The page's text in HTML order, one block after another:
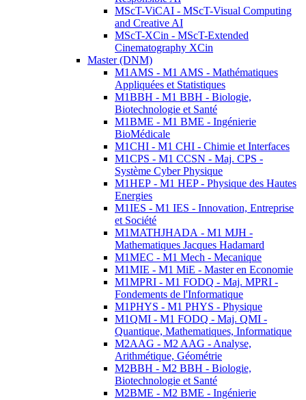
MScT-ViCAI - MScT-Visual Computing
and Creative AI
MScT-XCin - MScT-Extended
Cinematography XCin
Master (DNM)
M1AMS - M1 AMS - Mathématiques
Appliquées et Statistiques
M1BBH - M1 BBH - Biologie,
Biotechnologie et Santé
M1BME - M1 BME - Ingénierie
BioMédicale
M1CHI - M1 CHI - Chimie et Interfaces
M1CPS - M1 CCSN - Maj. CPS -
Système Cyber Physique
M1HEP - M1 HEP - Physique des Hautes
Energies
M1IES - M1 IES - Innovation, Entreprise
et Société
M1MATHJHADA - M1 MJH -
Mathematiques Jacques Hadamard
M1MEC - M1 Mech - Mecanique
M1MIE - M1 MiE - Master en Economie
M1MPRI - M1 FODQ - Maj. MPRI -
Fondements de l'Informatique
M1PHYS - M1 PHYS - Physique
M1QMI - M1 FODQ - Maj. QMI -
Quantique, Mathematiques, Informatique
M2AAG - M2 AAG - Analyse,
Arithmétique, Géométrie
M2BBH - M2 BBH - Biologie,
Biotechnologie et Santé
M2BME - M2 BME - Ingénierie